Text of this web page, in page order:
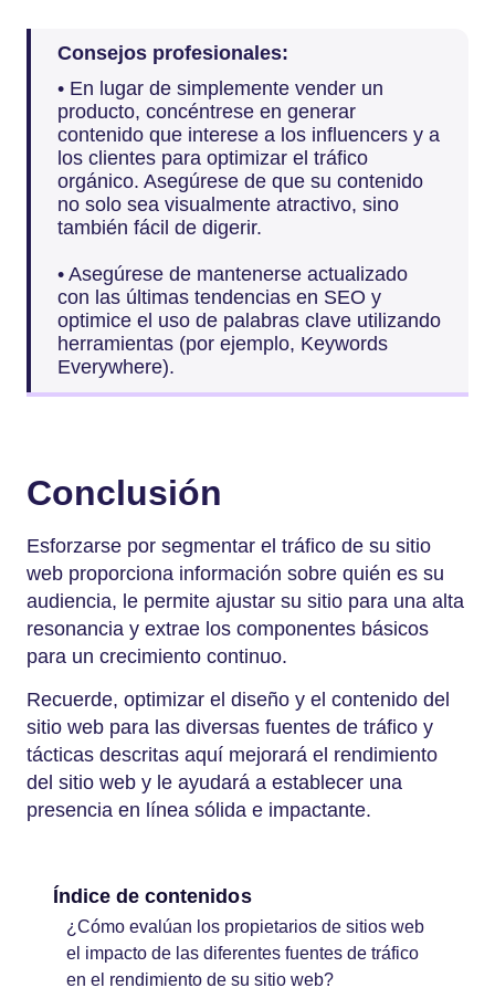
Consejos profesionales:
• En lugar de simplemente vender un
producto, concéntrese en generar
contenido que interese a los influencers y a
los clientes para optimizar el tráfico
orgánico. Asegúrese de que su contenido
no solo sea visualmente atractivo, sino
también fácil de digerir.
• Asegúrese de mantenerse actualizado
con las últimas tendencias en SEO y
optimice el uso de palabras clave utilizando
herramientas (por ejemplo, Keywords
Everywhere).
Conclusión
Esforzarse por segmentar el tráfico de su sitio
web proporciona información sobre quién es su
audiencia, le permite ajustar su sitio para una alta
resonancia y extrae los componentes básicos
para un crecimiento continuo.
Recuerde, optimizar el diseño y el contenido del
sitio web para las diversas fuentes de tráfico y
tácticas descritas aquí mejorará el rendimiento
del sitio web y le ayudará a establecer una
presencia en línea sólida e impactante.
Índice de contenidos
¿Cómo evalúan los propietarios de sitios web
el impacto de las diferentes fuentes de tráfico
en el rendimiento de su sitio web?